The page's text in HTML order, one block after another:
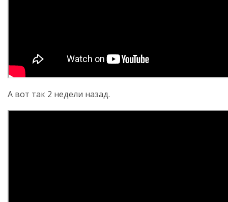
А вот так 2 недели назад.